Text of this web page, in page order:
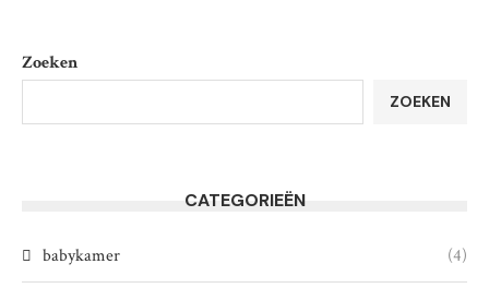
Zoeken
ZOEKEN
CATEGORIEËN
babykamer (4)